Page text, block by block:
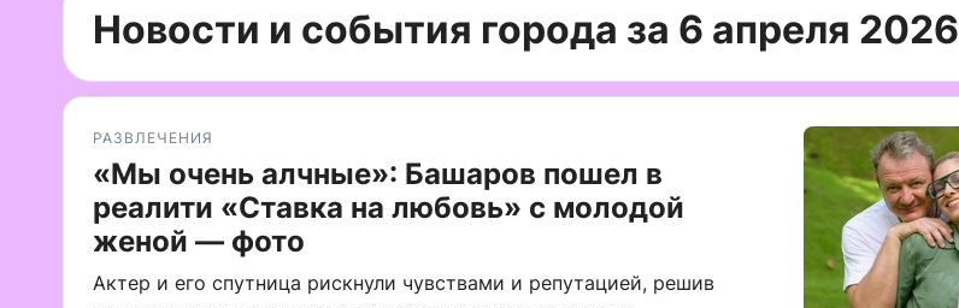
Новости и события города за 6 апреля 2026
РАЗВЛЕЧЕНИЯ
«Мы очень алчные»: Башаров пошел в
реалити «Ставка на любовь» с молодой
женой — фото
Актер и его спутница рискнули чувствами и репутацией, решив